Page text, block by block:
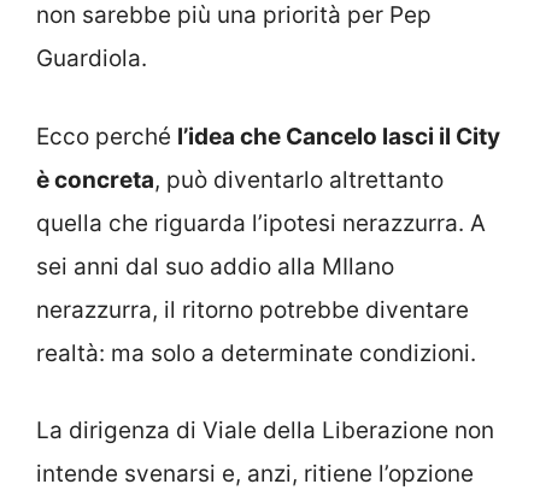
non sarebbe più una priorità per Pep
Guardiola.
Ecco perché l’idea che Cancelo lasci il City
è concreta, può diventarlo altrettanto
quella che riguarda l’ipotesi nerazzurra. A
sei anni dal suo addio alla MIlano
nerazzurra, il ritorno potrebbe diventare
realtà: ma solo a determinate condizioni.
La dirigenza di Viale della Liberazione non
intende svenarsi e, anzi, ritiene l’opzione